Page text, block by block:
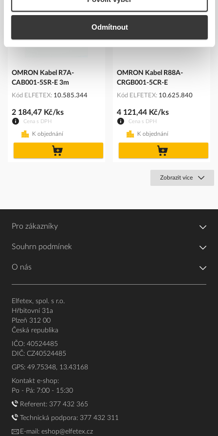
Odmítnout
OMRON Kabel R7A-
CAB001-5SR-E 3m
Kód ELFETEX 10.585.344
Cena s DPH
2 184,47 Kč/ks
K objednání
OMRON Kabel R88A-
CRGB001-5CR-E
Kód ELFETEX 10.625.840
Cena s DPH
4 121,44 Kč/ks
K objednání
Zobrazit více
Pro zákazníky
Souhrn podmínek
O nás
Elfetex, spol. s r.o.
Hřbitovní 31a
Plzeň 312 00
Česká republika
IČO: 40524485
DIČ: CZ40524485
GPS: 49.75348, 13.43168
Kontakt e-shop:
Po - Pá: 7:00 - 15:30
Referent: 377 432 365
Technická podpora: 377 432 311
E-mail: eshop@elfetex.cz